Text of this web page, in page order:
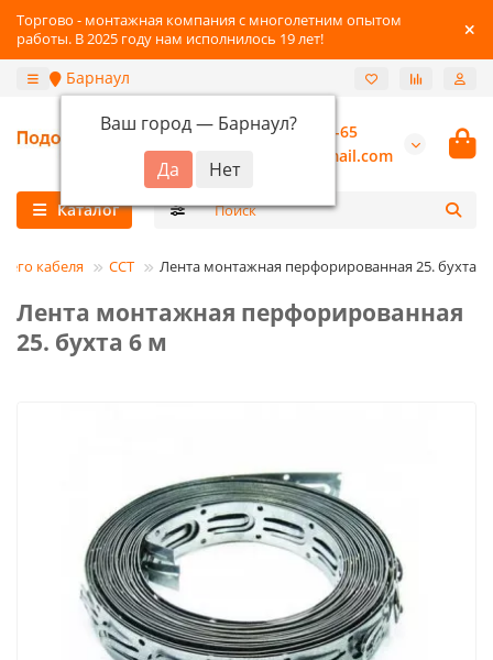
Торгово - монтажная компания с многолетним опытом
работы. В 2025 году нам исполнилось 19 лет!
Барнаул
Ваш город — Барнаул?
+7-3852-22-41-65
burannsk@gmail.com
Каталог
кабеля ССТ Лента монтажная перфорированная 25. бухта 6
Лента монтажная перфорированная
25. бухта 6 м